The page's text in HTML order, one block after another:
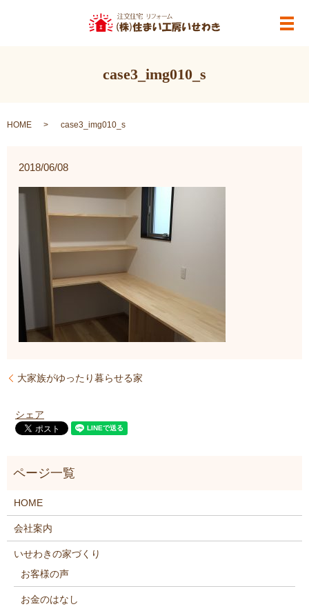
メ
case3_img010_s
HOME case3_img010_s
2018/06/08
大家族がゆったり暮らせる家
シェア
HOME
会社案内
いせわきの家づくり
お客様の声
お金のはなし